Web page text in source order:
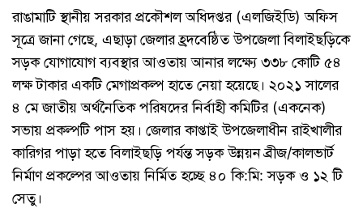
রাঙামাটি স্থানীয় সরকার প্রকৌশল অধিদপ্তর (এলজিইডি) অফিস
সূত্রে জানা গেছে, এছাড়া জেলার হ্রদবেষ্ঠিত উপজেলা বিলাইছড়িকে
সড়ক যোগাযোগ ব্যবস্থার আওতায় আনার লক্ষ্যে ৩৩৮ কোটি ৫৪
লক্ষ টাকার একটি মেগাপ্রকল্প হাতে নেয়া হয়েছে। ২০২১ সালের
৪ মে জাতীয় অর্থনৈতিক পরিষদের নির্বাহী কমিটির (একনেক)
সভায় প্রকল্পটি পাস হয়। জেলার কাপ্তাই উপজেলাধীন রাইখালীর
কারিগর পাড়া হতে বিলাইছড়ি পর্যন্ত সড়ক উন্নয়ন ব্রীজ/কালভার্ট
নির্মাণ প্রকল্পের আওতায় নির্মিত হচ্ছে ৪০ কি:মি: সড়ক ও ১২ টি
সেতু।